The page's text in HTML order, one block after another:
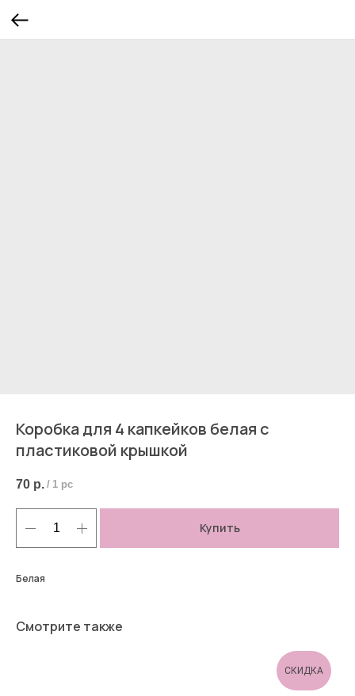
Коробка для 4 капкейков белая с
пластиковой крышкой
70 р. / 1 pc
Купить
Белая
Смотрите также
СКИДКА